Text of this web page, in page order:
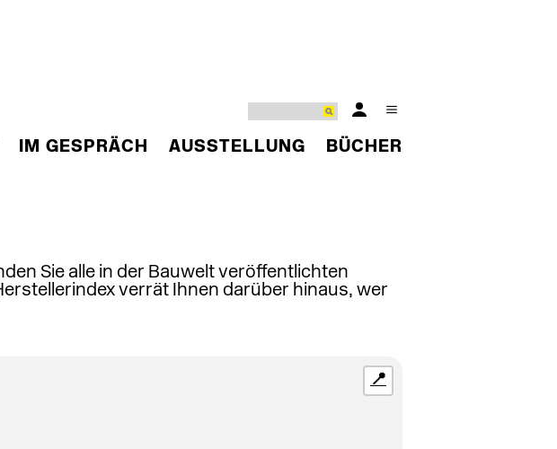
IM GESPRÄCH AUSSTELLUNG BÜCHER
Sie alle in der Bauwelt veröffentlichten
verrät Ihnen darüber hinaus, wer
📍